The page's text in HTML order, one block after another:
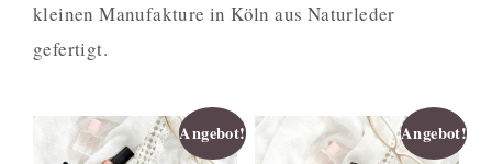
kleinen Manufakture in Köln aus Naturleder
gefertigt.
Angebot! Angebot!